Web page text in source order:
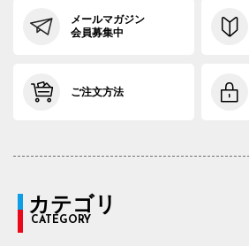
メールマガジン
会員募集中
ご注文方法
カテゴリ
CATEGORY